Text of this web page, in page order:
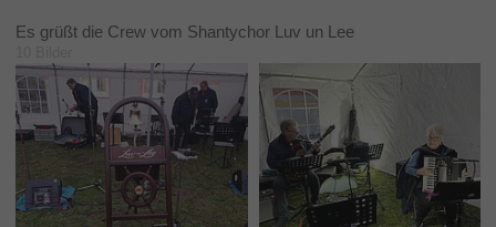
Es grüßt die Crew vom Shantychor Luv un Lee